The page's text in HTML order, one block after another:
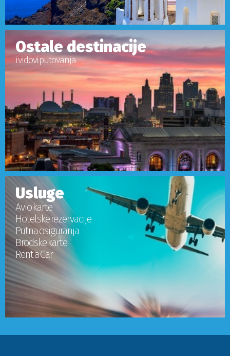
Ostale destinacije
i vidovi putovanja
Usluge
Avio karte
Hotelske rezervacije
Putna osiguranja
Brodske karte
Rent a Car